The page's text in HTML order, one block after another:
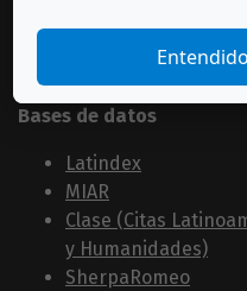
Estamos indexados en:
Bases de datos
Latindex
MIAR
Clase (Citas
y Humanidades)
SherpaRomeo